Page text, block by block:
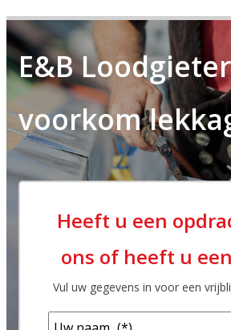
E&B
voorkom
Heeft u een
ons of heeft u
Vul uw gegevens in voor een